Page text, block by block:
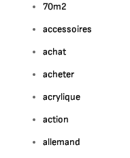
70m2
accessoires
achat
acheter
acrylique
action
allemand